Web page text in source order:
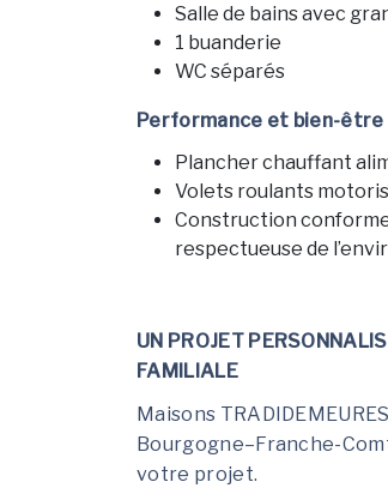
Salle de bains avec
1 buanderie
WC séparés
Performance et bien-être
Plancher chauffant
Volets roulants
Construction
respectueuse de
UN PROJET
FAMILIALE
Maisons
Bourgogne–Franche-
votre projet.